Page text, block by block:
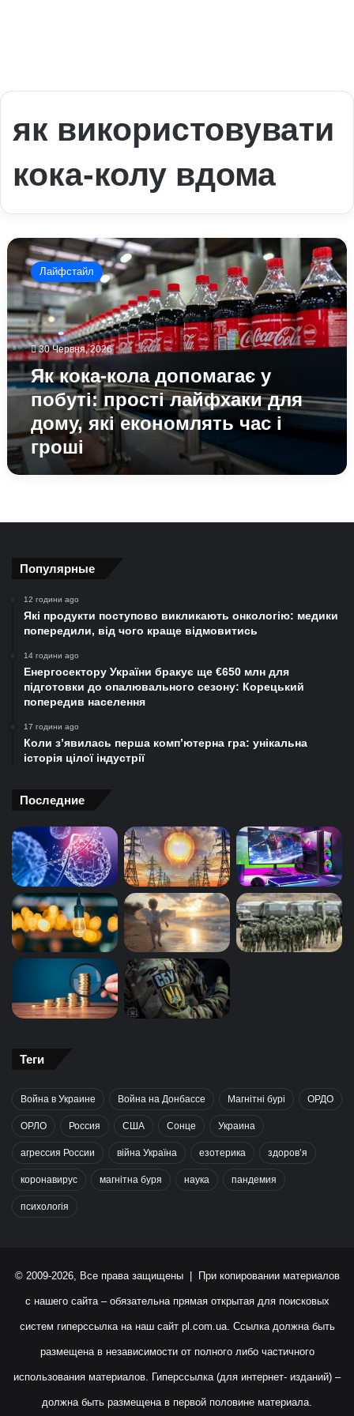
як використовувати
кока-колу вдома
Як
кока-
кола
допомагає
у
побуті:
прості
лайфхаки
для
дому,
економлять
час
гроші
Лайфстайл
30 Червня, 2026
Як кока-кола допомагає у
побуті: прості лайфхаки для
дому, які економлять час і
гроші
Популярные
12 години ago
Які продукти поступово викликають онкологію: медики
попередили, від чого краще відмовитись
14 години ago
Енергосектору України бракує ще €650 млн для
підготовки до опалювального сезону: Корецький
попередив населення
17 години ago
Коли з’явилась перша комп’ютерна гра: унікальна
історія цілої індустрії
Последние
Теги
Война в Украине Война на Донбассе Магнітні бурі ОРДО
ОРЛО Россия США Сонце Украина
агрессия России війна Україна езотерика здоров’я
коронавирус магнітна буря наука пандемия
психологія
© 2009-2026, Все права защищены | При копировании материалов
с нашего сайта – обязательна прямая открытая для поисковых
систем гиперссылка на наш сайт pl.com.ua. Ссылка должна быть
размещена в независимости от полного либо частичного
использования материалов. Гиперссылка (для интернет- изданий) –
должна быть размещена в первой половине материала.